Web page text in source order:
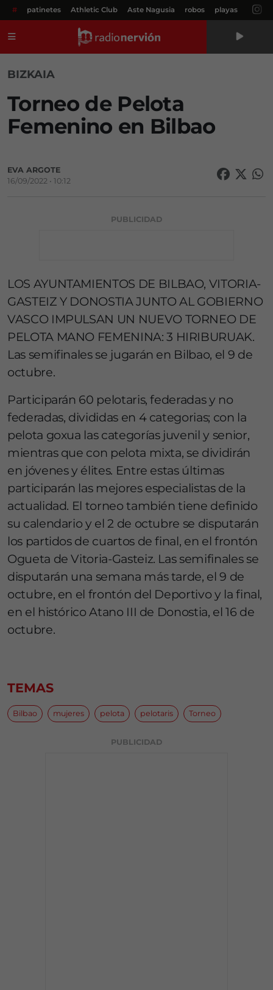
# patinetes Athletic Club Aste Nagusia robos playas
BIZKAIA
Torneo de Pelota
Femenino en Bilbao
EVA ARGOTE
16/09/2022 • 10:12
PUBLICIDAD
LOS AYUNTAMIENTOS DE BILBAO, VITORIA-
GASTEIZ Y DONOSTIA JUNTO AL GOBIERNO
VASCO IMPULSAN UN NUEVO TORNEO DE
PELOTA MANO FEMENINA: 3 HIRIBURUAK.
Las semifinales se jugarán en Bilbao, el 9 de
octubre.
Participarán 60 pelotaris, federadas y no
federadas, divididas en 4 categorias; con la
pelota goxua las categorías juvenil y senior,
mientras que con pelota mixta, se dividirán
en jóvenes y élites. Entre estas últimas
participarán las mejores especialistas de la
actualidad. El torneo también tiene definido
su calendario y el 2 de octubre se disputarán
los partidos de cuartos de final, en el frontón
Ogueta de Vitoria-Gasteiz. Las semifinales se
disputarán una semana más tarde, el 9 de
octubre, en el frontón del Deportivo y la final,
en el histórico Atano III de Donostia, el 16 de
octubre.
TEMAS
Bilbao mujeres pelota pelotaris Torneo
PUBLICIDAD